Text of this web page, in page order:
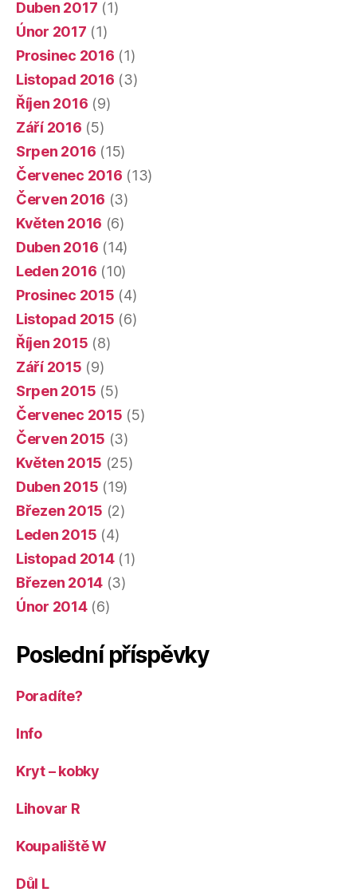
Duben 2017 (1)
Únor 2017 (1)
Prosinec 2016 (1)
Listopad 2016 (3)
Říjen 2016 (9)
Září 2016 (5)
Srpen 2016 (15)
Červenec 2016 (13)
Červen 2016 (3)
Květen 2016 (6)
Duben 2016 (14)
Leden 2016 (10)
Prosinec 2015 (4)
Listopad 2015 (6)
Říjen 2015 (8)
Září 2015 (9)
Srpen 2015 (5)
Červenec 2015 (5)
Červen 2015 (3)
Květen 2015 (25)
Duben 2015 (19)
Březen 2015 (2)
Leden 2015 (4)
Listopad 2014(1)
Březen 2014 (3)
Únor 2014(6)
Poslední příspěvky
Poradíte?
Info
Kryt – kobky
Lihovar R
Koupaliště W
Důl L